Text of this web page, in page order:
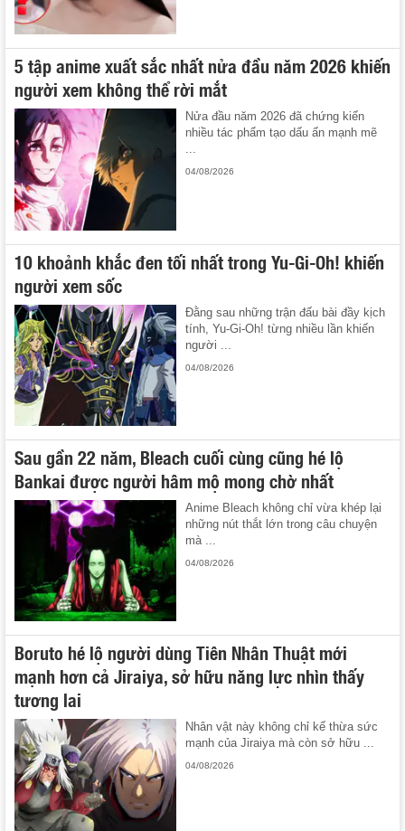
5 tập anime xuất sắc nhất nửa đầu năm 2026 khiến
người xem không thể rời mắt
Nửa đầu năm 2026 đã chứng kiến
nhiều tác phẩm tạo dấu ấn mạnh mẽ
...
04/08/2026
10 khoảnh khắc đen tối nhất trong Yu-Gi-Oh! khiến
người xem sốc
Đằng sau những trận đấu bài đầy kịch
tính, Yu-Gi-Oh! từng nhiều lần khiến
người ...
04/08/2026
Sau gần 22 năm, Bleach cuối cùng cũng hé lộ
Bankai được người hâm mộ mong chờ nhất
Anime Bleach không chỉ vừa khép lại
những nút thắt lớn trong câu chuyện
mà ...
04/08/2026
Boruto hé lộ người dùng Tiên Nhân Thuật mới
mạnh hơn cả Jiraiya, sở hữu năng lực nhìn thấy
tương lai
Nhân vật này không chỉ kế thừa sức
mạnh của Jiraiya mà còn sở hữu ...
04/08/2026